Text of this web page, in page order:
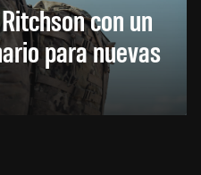
con un
para nuevas